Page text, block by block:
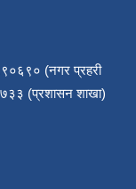
(नगर प्रहरी
(प्रशासन शाखा)